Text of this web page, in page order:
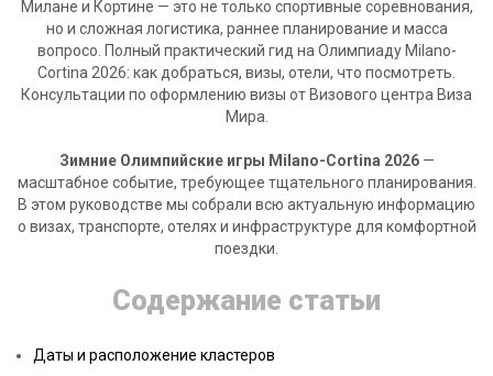
Милане и Кортине — это не только спортивные соревнования,
но и сложная логистика, раннее планирование и масса
вопросо. Полный практический гид на Олимпиаду Milano-
Cortina 2026: как добраться, визы, отели, что посмотреть.
Консультации по оформлению визы от Визового центра Виза
Мира.
Зимние Олимпийские игры Milano-Cortina 2026—
масштабное событие, требующее тщательного планирования.
В этом руководстве мы собрали всю актуальную информацию
о визах, транспорте, отелях и инфраструктуре для комфортной
поездки.
Содержание статьи
Даты и расположение кластеров